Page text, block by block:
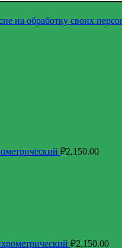
на обработку своих
₽2,150.00
₽2,150.00